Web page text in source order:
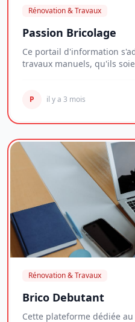
Rénovation & Travaux
Passion Bricolage
Ce portail d'information
travaux manuels, qu'ils
P il y a 3 mois
Rénovation & Travaux
Brico Debutant
Cette plateforme dédiée